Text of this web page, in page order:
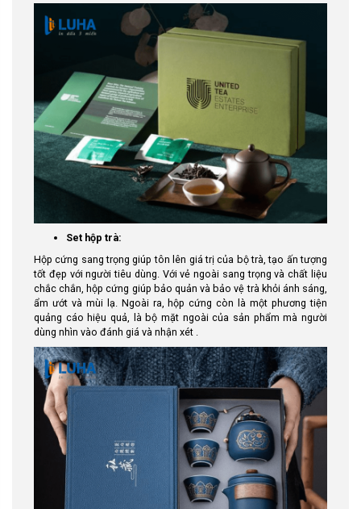
Set hộp trà:
Hộp cứng sang trọng giúp tôn lên giá trị của bộ trà, tạo ấn tượng
tốt đẹp với người tiêu dùng. Với vẻ ngoài sang trọng và chất liệu
chắc chắn, hộp cứng giúp bảo quản và bảo vệ trà khỏi ánh sáng,
ẩm ướt và mùi lạ. Ngoài ra, hộp cứng còn là một phương tiện
quảng cáo hiệu quả, là bộ mặt ngoài của sản phẩm mà người
dùng nhìn vào đánh giá và nhận xét .